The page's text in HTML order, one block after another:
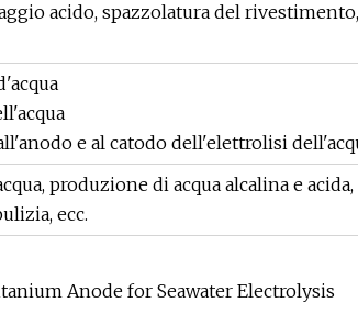
acido, spazzolatura del
e al catodo dell'elettrolisi
produzione di acqua alcalina e
ecc.